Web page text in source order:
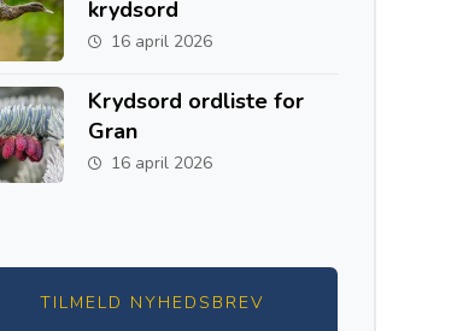
krydsord
16 april 2026
Krydsord ordliste for
Gran
16 april 2026
TILMELD NYHEDSBREV